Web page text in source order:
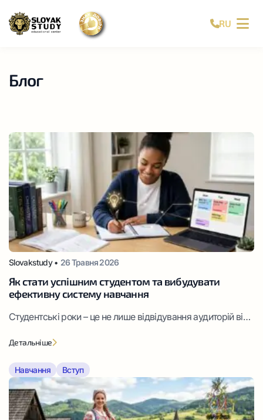
RU
Блог
Slovakstudy • 26 Травня 2026
Як стати успішним студентом та вибудувати
ефективну систему навчання
Студентські роки – це не лише відвідування аудиторій від
розпоряджатися особистою свободою. Багатьох хвилює
результат тут залежить від володіння чіткими
алгоритмами обробки даних.
Детальніше
Навчання Вступ